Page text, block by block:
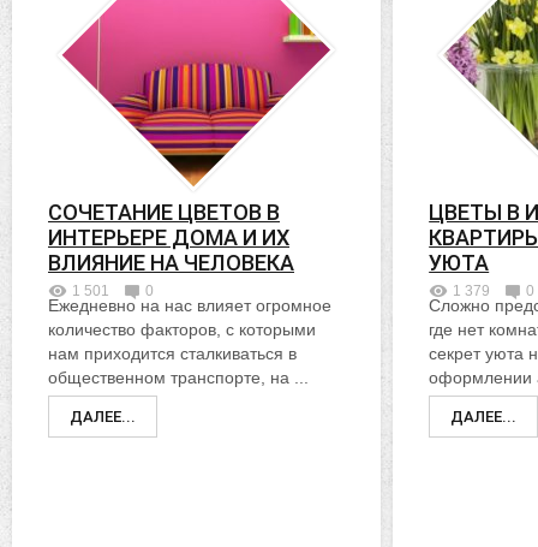
СОЧЕТАНИЕ ЦВЕТОВ В
ИНТЕРЬЕРЕ ДОМА И ИХ
ВЛИЯНИЕ НА ЧЕЛОВЕКА
1 501 0
Ежедневно на нас влияет огромное
количество факторов, с которыми
нам приходится сталкиваться в
общественном транспорте, на ...
ДАЛЕЕ...
ЦВЕТЫ В
УЮТА
1 379 0
Сложно
где нет
секрет уюта
оформлении
ДАЛЕЕ...